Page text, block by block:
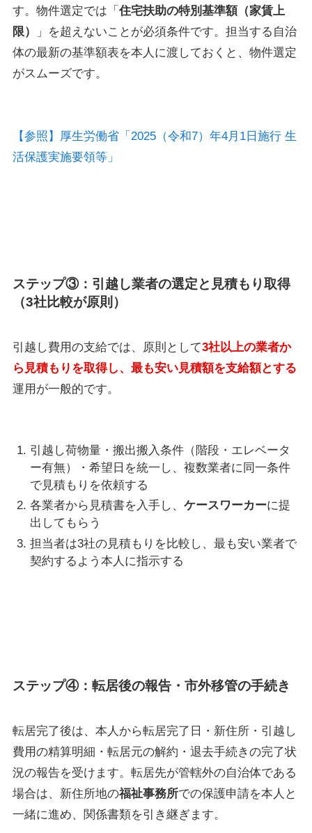
す。物件選定では「 住宅扶助の特別基準額（家賃上
限）
」を超えないことが必須条件です。担当する自治
体の最新の基準額表を本人に渡しておくと、物件選定
がスムーズです。
【参照】厚生労働省「2025（令和7）年4月1日施行 生
活保護実施要領等」
ステップ③：引越し業者の選定と見積もり取得
（3社比較が原則）
引越し費用の支給では、原則として3社以上の業者か
ら見積もりを取得し、最も安い見積額を支給額とする
運用が一般的です。
引越し荷物量・搬出搬入条件（階段・エレベータ
ー有無）・希望日を統一し、複数業者に同一条件
で見積もりを依頼する
各業者から見積書を入手し、ケースワーカーに提
出してもらう
担当者は3社の見積もりを比較し、最も安い業者で
契約するよう本人に指示する
ステップ④：転居後の報告・市外移管の手続き
転居完了後は、本人から転居完了日・新住所・引越し
費用の精算明細・転居元の解約・退去手続きの完了状
況の報告を受けます。転居先が管轄外の自治体である
場合は、新住所地の福祉事務所での保護申請を本人と
一緒に進め、関係書類を引き継ぎます。